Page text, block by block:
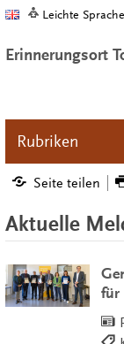
Leichte Sprache
Erinnerungsort
Rubriken
Seite teilen
Aktuelle
für